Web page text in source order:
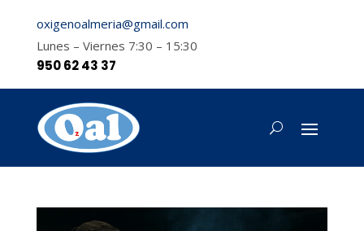
oxigenoalmeria@gmail.com
Lunes – Viernes 7:30 – 15:30
950 62 43 37